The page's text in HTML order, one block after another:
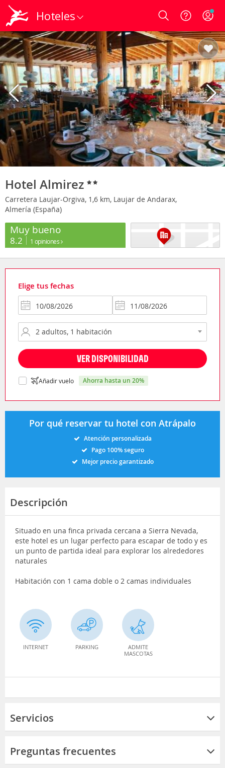
Hoteles Login
Hotel Almirez
Carretera Laujar-Orgiva, 1,6 km, Laujar de Andarax,
Almería (España)
Muy bueno
8.2 1 opiniones
Elige tus fechas
VER DISPONIBILIDAD
Añadir vuelo ahorra hasta un 20%
Por qué reservar tu hotel con Atrápalo
Atención personalizada
Pago 100% seguro
Mejor precio garantizado
Descripción
Situado en una finca privada cercana a Sierra Nevada,
este hotel es un lugar perfecto para escapar de todo y es
un punto de partida ideal para explorar los alrededores
naturales
Habitación con 1 cama doble o 2 camas individuales
INTERNET PARKING
ADMITE
MASCOTAS
Servicios
Preguntas frecuentes